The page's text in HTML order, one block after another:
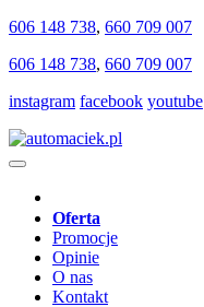
606 148 738, 660 709 007
606 148 738, 660 709 007
instagram facebook youtube
Oferta
Promocje
Opinie
O nas
Kontakt